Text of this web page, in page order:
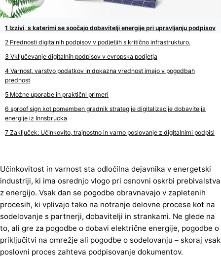
Izzivi, s katerimi se soočajo dobavitelji energije pri upravljanju podpisov
Prednosti digitalnih podpisov v podjetjih s kritično infrastrukturo.
Vključevanje digitalnih podpisov v evropska podjetja
Varnost, varstvo podatkov in dokazna vrednost imajo v pogodbah
prednost
Možne uporabe in praktični primeri
sproof sign kot pomemben gradnik strategije digitalizacije dobavitelja
energije iz Innsbrucka
Zaključek: Učinkovito, trajnostno in varno poslovanje z digitalnimi podpisi
Učinkovitost in varnost sta odločilna dejavnika v energetski
industriji, ki ima osrednjo vlogo pri osnovni oskrbi prebivalstva
z energijo. Vsak dan se pogodbe obravnavajo v zapletenih
procesih, ki vplivajo tako na notranje delovne procese kot na
sodelovanje s partnerji, dobavitelji in strankami. Ne glede na
to, ali gre za pogodbe o dobavi električne energije, pogodbe o
priključitvi na omrežje ali pogodbe o sodelovanju – skoraj vsak
poslovni proces zahteva podpisovanje dokumentov.